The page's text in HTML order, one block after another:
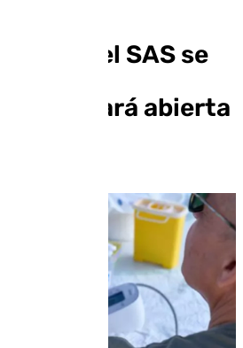
del SAS se
y quedará abierta